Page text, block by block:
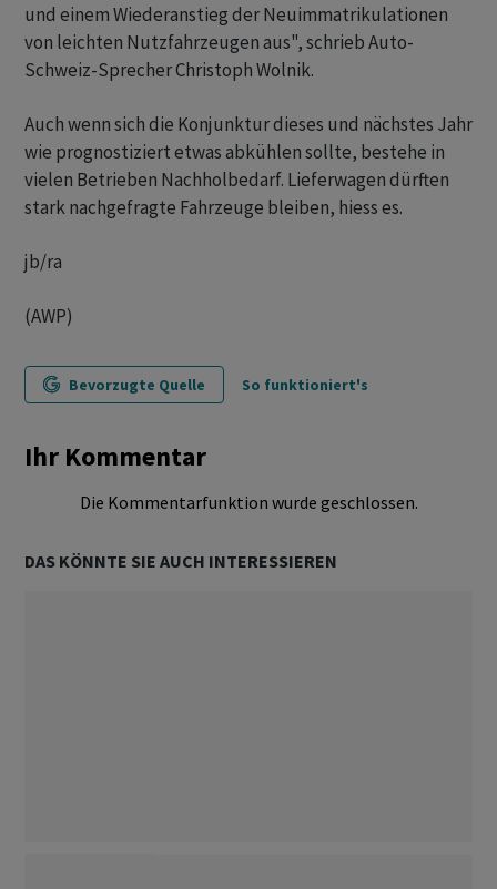
und einem Wiederanstieg der Neuimmatrikulationen
von leichten Nutzfahrzeugen aus", schrieb Auto-
Schweiz-Sprecher Christoph Wolnik.
Auch wenn sich die Konjunktur dieses und nächstes Jahr
wie prognostiziert etwas abkühlen sollte, bestehe in
vielen Betrieben Nachholbedarf. Lieferwagen dürften
stark nachgefragte Fahrzeuge bleiben, hiess es.
jb/ra
(AWP)
Bevorzugte Quelle So funktioniert's
Ihr Kommentar
Die Kommentarfunktion wurde geschlossen.
DAS KÖNNTE SIE AUCH INTERESSIEREN